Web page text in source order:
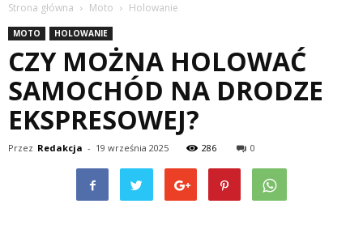
Strona główna Moto Holowanie
MOTO HOLOWANIE
CZY MOŻNA HOLOWAĆ
SAMOCHÓD NA DRODZE
EKSPRESOWEJ?
Przez Redakcja - 19 września 2025 286 0